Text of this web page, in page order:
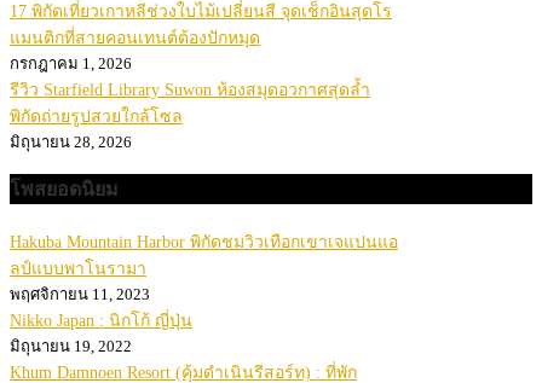
17 พิกัดเที่ยวเกาหลีช่วงใบไม้เปลี่ยนสี จุดเช็กอินสุดโร
แมนติกที่สายคอนเทนต์ต้องปักหมุด
กรกฎาคม 1, 2026
รีวิว Starfield Library Suwon ห้องสมุดอวกาศสุดล้ำ
พิกัดถ่ายรูปสวยใกล้โซล
มิถุนายน 28, 2026
โพสยอดนิยม
Hakuba Mountain Harbor พิกัดชมวิวเทือกเขาเจแปนแอ
ลป์แบบพาโนรามา
พฤศจิกายน 11, 2023
Nikko Japan : นิกโก้ ญี่ปุ่น
มิถุนายน 19, 2022
Khum Damnoen Resort (คุ้มดำเนินรีสอร์ท) : ที่พัก